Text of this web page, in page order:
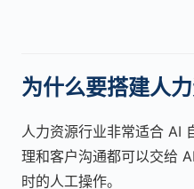
为什么要搭建人
人力资源行业非常适合 AI
理和客户沟通都可以交给
时的人工操作。